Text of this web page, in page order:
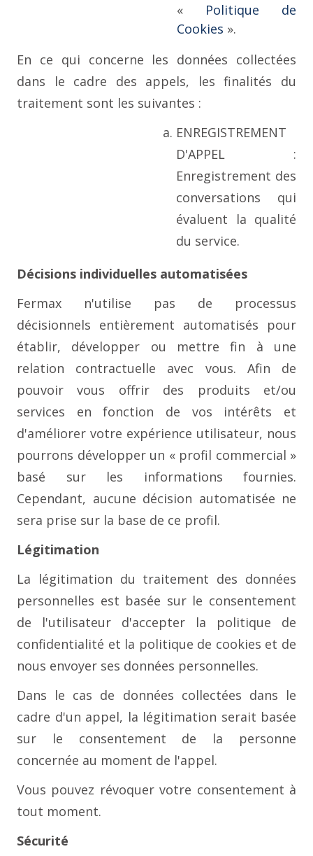
« Politique de
Cookies ».
En ce qui concerne les données collectées
dans le cadre des appels, les finalités du
traitement sont les suivantes :
ENREGISTREMENT
D'APPEL :
Enregistrement des
conversations qui
évaluent la qualité
du service.
Décisions individuelles automatisées
Fermax n'utilise pas de processus
décisionnels entièrement automatisés pour
établir, développer ou mettre fin à une
relation contractuelle avec vous. Afin de
pouvoir vous offrir des produits et/ou
services en fonction de vos intérêts et
d'améliorer votre expérience utilisateur, nous
pourrons développer un « profil commercial »
basé sur les informations fournies.
Cependant, aucune décision automatisée ne
sera prise sur la base de ce profil.
Légitimation
La légitimation du traitement des données
personnelles est basée sur le consentement
de l'utilisateur d'accepter la politique de
confidentialité et la politique de cookies et de
nous envoyer ses données personnelles.
Dans le cas de données collectées dans le
cadre d'un appel, la légitimation serait basée
sur le consentement de la personne
concernée au moment de l'appel.
Vous pouvez révoquer votre consentement à
tout moment.
Sécurité